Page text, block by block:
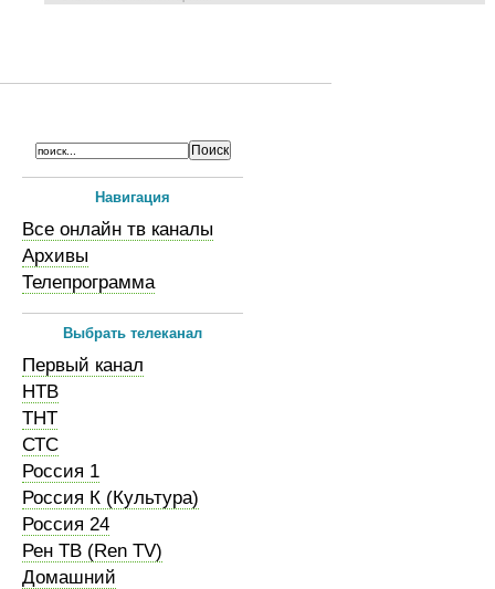
Навигация
Все онлайн тв каналы
Архивы
Телепрограмма
Выбрать телеканал
Первый канал
НТВ
ТНТ
СТС
Россия 1
Россия К (Культура)
Россия 24
Рен ТВ (Ren TV)
Домашний